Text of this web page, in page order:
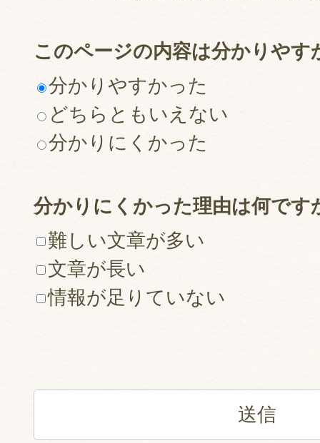
このページの内容は分かりやす
分かりやすかった
どちらともいえない
分かりにくかった
分かりにくかった理由は何です
難しい文章が多い
文章が長い
情報が足りていない